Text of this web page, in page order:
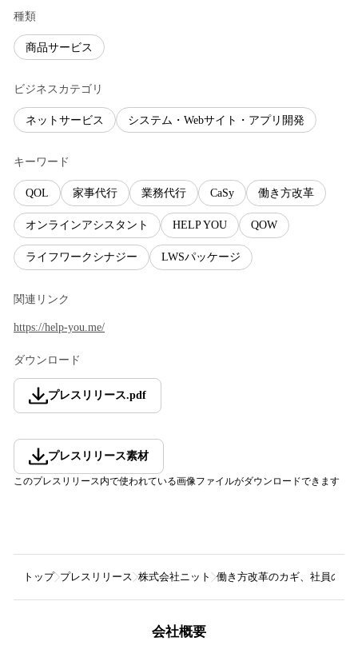
種類
商品サービス
ビジネスカテゴリ
ネットサービス システム・Webサイト・アプリ開発
キーワード
QOL 家事代行 業務代行 CaSy 働き方改革
オンラインアシスタント HELP YOU QOW
ライフワークシナジー LWSパッケージ
関連リンク
https://help-you.me/
ダウンロード
プレスリリース.pdf
プレスリリース素材
このプレスリリース内で使われている画像ファイルがダウンロードできます
トップ プレスリリース 株式会社ニット 働き方改革のカギ、社員の
会社概要